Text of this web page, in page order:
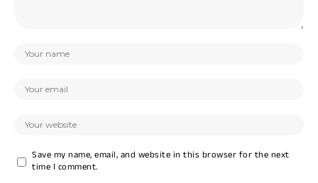
Save my name, email, and website in this browser for the next
time I comment.